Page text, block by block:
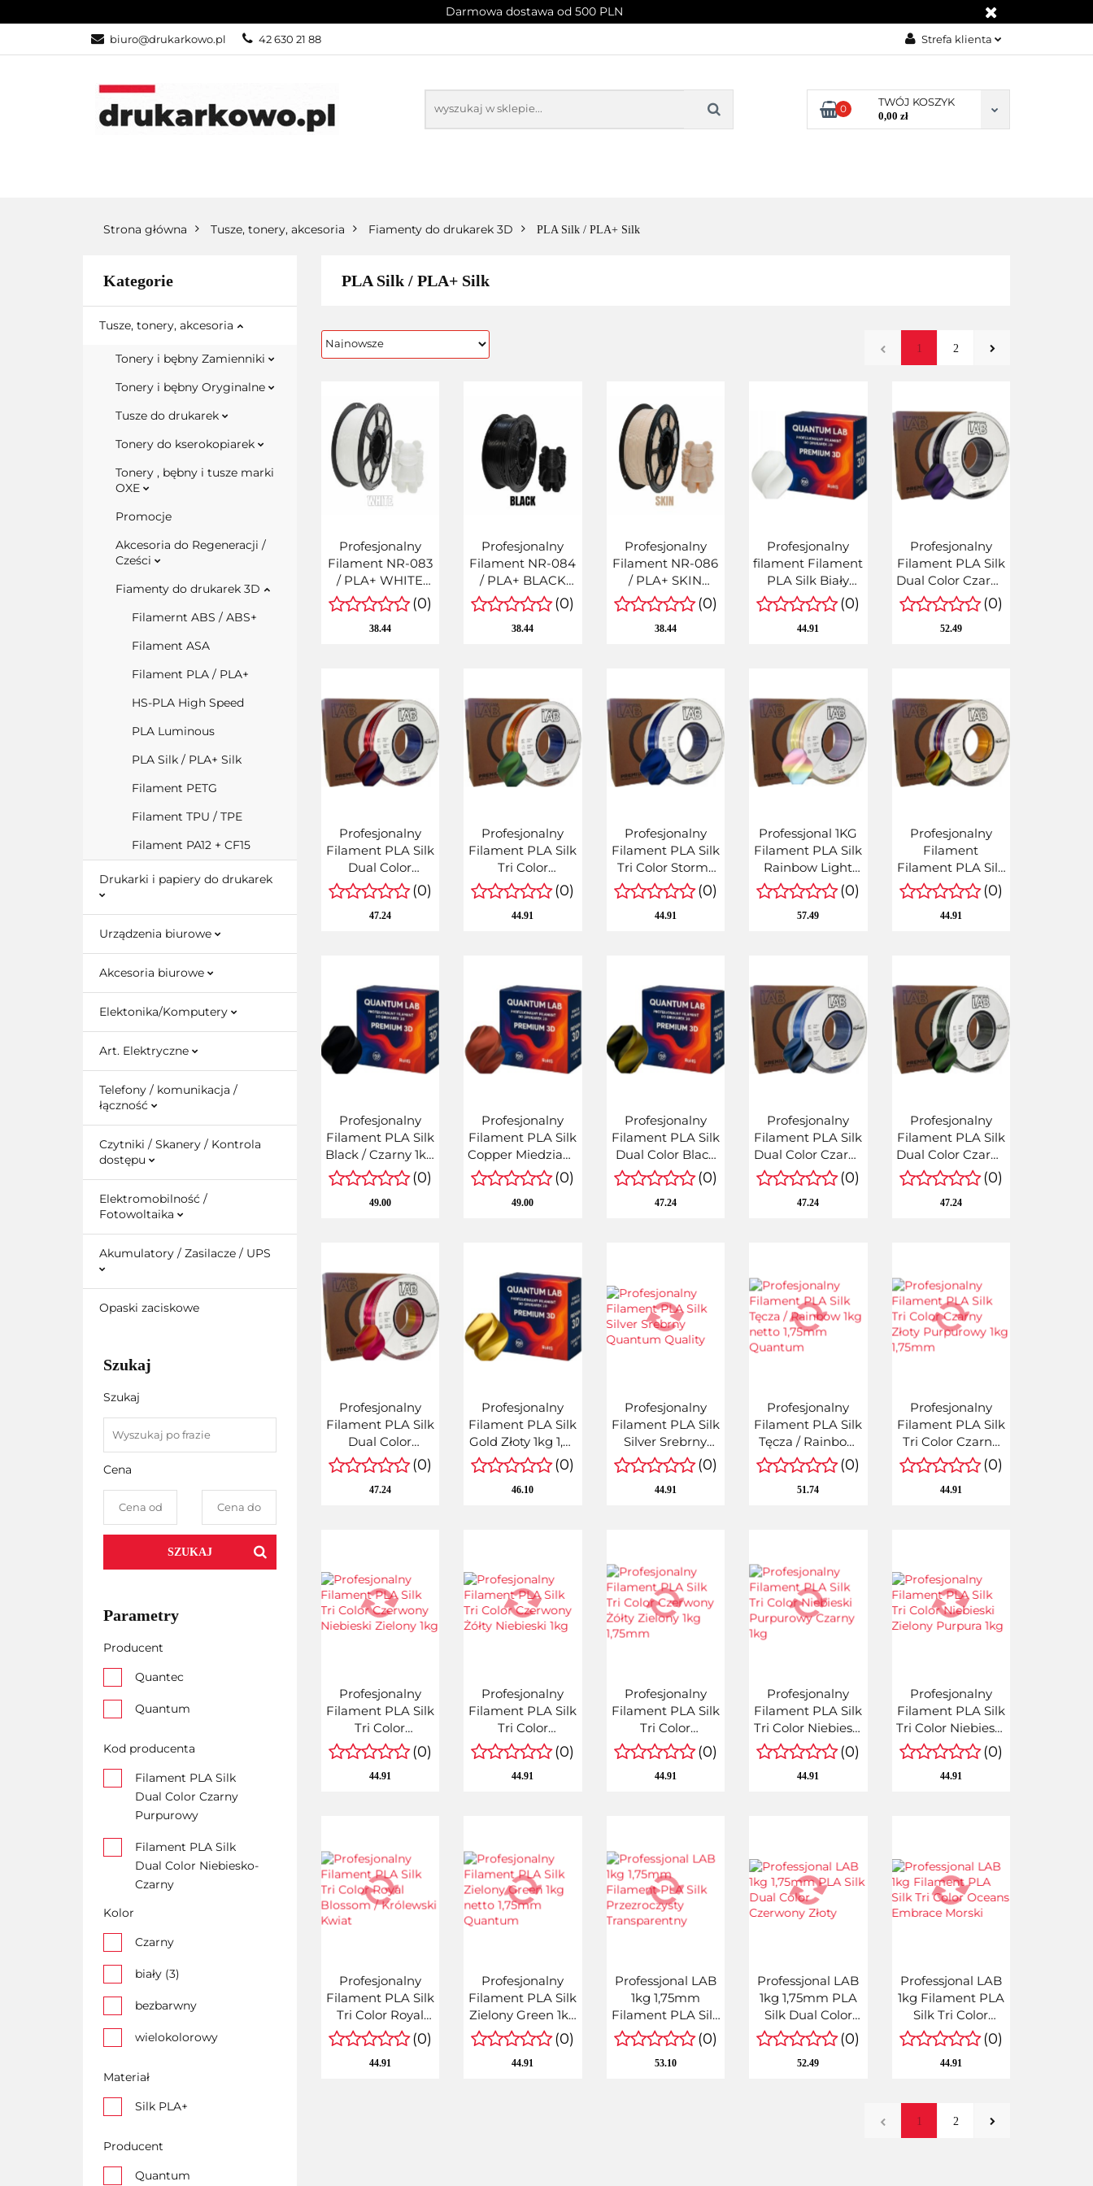
Darmowa dostawa od 500 PLN
biuro@drukarkowo.pl 42 630 21 88 Strefa klienta
Załóż konto
Dodaj zgłoszenie
0 TWÓJ KOSZYK
0,00 zł
KATEGORIE PROMOCJE NOWOŚCI BESTSELLERY BLOG KONTAKT
Strona główna Tusze, tonery, akcesoria Fiamenty do drukarek 3D PLA Silk / PLA+ Silk
Kategorie
Tusze, tonery, akcesoria
Tonery i bębny Zamienniki
Tonery i bębny Oryginalne
Tusze do drukarek
Tonery do kserokopiarek
Tonery , bębny i tusze marki
OXE
Promocje
Akcesoria do Regeneracji /
Cześci
Fiamenty do drukarek 3D
Filamernt ABS / ABS+
Filament ASA
Filament PLA / PLA+
HS-PLA High Speed
PLA Luminous
PLA Silk / PLA+ Silk
Filament PETG
Filament TPU / TPE
Filament PA12 + CF15
Drukarki i papiery do drukarek
Urządzenia biurowe
Akcesoria biurowe
Elektonika/Komputery
Art. Elektryczne
Telefony / komunikacja /
łączność
Czytniki / Skanery / Kontrola
dostępu
Elektromobilność /
Fotowoltaika
Akumulatory / Zasilacze / UPS
Opaski zaciskowe
Szukaj
Szukaj
Cena
SZUKAJ
Parametry
Producent
Quantec
Quantum
Kod producenta
Filament PLA Silk
Dual Color Czarny
Purpurowy
Filament PLA Silk
Dual Color Niebiesko-
Czarny
Dual Color Red - Gold
Filament PLA Silk
Silver Srebrny
Quantum
Filament PLA Silk Tri
Kwiat
Filament PLA Tri
Whisper 1kg
Filament Silk PLA Tr
Kolor
Czarny
biały (3)
bezbarwny
wielokolorowy
czerwony
srebrny
Materiał
Silk PLA+
Producent
Quantum
PLA Silk / PLA+ Silk
1 2
Profesjonalny
Filament NR-083
/ PLA+ WHITE
1,75mm 1KG(0)
38.44
Profesjonalny
Filament NR-084
/ PLA+ BLACK
1,75mm 1KG(0)
38.44
Profesjonalny
Filament NR-086
/ PLA+ SKIN
1,75mm 1KG(0)
38.44
Profesjonalny
filament Filament
PLA Silk Biały
White 1kg netto
1,75mm
(0)
44.91
Profesjonalny
Filament PLA Silk
Dual Color Czarny
Purpurowy
1,75mm 1kg
(0)
52.49
Profesjonalny
Filament PLA Silk
Dual Color
Czerwony
Niebieski 1kg
1,75mm
(0)
47.24
Profesjonalny
Filament PLA Silk
Tri Color
Pomarańczowo
Niebiesko Zielony
(0)
44.91
Profesjonalny
Filament PLA Silk
Tri Color Storms
Whisper "Szept
Sztormu" kg
(0)
44.91
Professjonal 1KG
Filament PLA Silk
Rainbow Light
Tęcza Pastelowy
Quantum
(0)
57.49
Profesjonalny
Filament
Filament PLA Silk
Tri Color Sunset
Horizon 1kg
(0)
44.91
Profesjonalny
Filament PLA Silk
Black / Czarny 1kg
1,75mm
Professjonal LAB
(0)
49.00
Profesjonalny
Filament PLA Silk
Copper Miedziany
1kg netto 1,75mm
Quantum
(0)
49.00
Profesjonalny
Filament PLA Silk
Dual Color Black
Gold 1kg 1,75mm
Quantum
(0)
47.24
Profesjonalny
Filament PLA Silk
Dual Color Czarny
Niebieski /Black
Blue 1kg
(0)
47.24
Profesjonalny
Filament PLA Silk
Dual Color Czarny
Zielony 1,75mm /
1Kg
(0)
47.24
Profesjonalny
Filament PLA Silk
Dual Color
Różowy Złoty /
Pink Gold 1kg
(0)
47.24
Profesjonalny
Filament PLA Silk
Gold Złoty 1kg 1,75
Quantum
Premium
(0)
46.10
Profesjonalny
Filament PLA Silk
Silver Srebrny
Quantum Quality
(0)
44.91
Profesjonalny
Filament PLA Silk
Tęcza / Rainbow
1kg netto 1,75mm
Quantum
(0)
51.74
Profesjonalny
Filament PLA Silk
Tri Color Czarny
Złoty Purpurowy
1kg 1,75mm
(0)
44.91
Profesjonalny
Filament PLA Silk
Tri Color
Czerwony
Niebieski Zielony
1kg
(0)
44.91
Profesjonalny
Filament PLA Silk
Tri Color
Czerwony Żółty
Niebieski 1kg
(0)
44.91
Profesjonalny
Filament PLA Silk
Tri Color
Czerwony Żółty
Zielony 1kg
1,75mm
(0)
44.91
Profesjonalny
Filament PLA Silk
Tri Color Niebieski
Purpurowy
Czarny 1kg
(0)
44.91
Profesjonalny
Filament PLA Silk
Tri Color Niebieski
Zielony Purpura
1kg
(0)
44.91
Profesjonalny
Filament PLA Silk
Tri Color Royal
Blossom /
Królewski Kwiat
(0)
44.91
Profesjonalny
Filament PLA Silk
Zielony Green 1kg
netto 1,75mm
Quantum
(0)
44.91
Professjonal LAB
1kg 1,75mm
Filament PLA Silk
Przezroczysty
Transparentny
(0)
53.10
Professjonal LAB
1kg 1,75mm PLA
Silk Dual Color
Czerwony Złoty
(0)
52.49
Professjonal LAB
1kg Filament PLA
Silk Tri Color
Oceans Embrace
Morski
(0)
44.91
1 2